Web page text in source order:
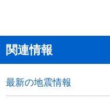
関連情報
最新の地震情報